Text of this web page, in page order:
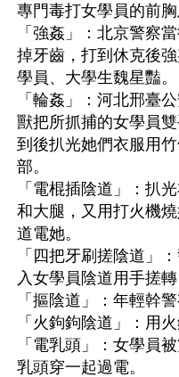
專門毒打女學員的前胸
「強姦」：北京警察
掉牙齒，打到休克後
學員、大學生魏星豔。
「輪姦」：河北邢臺
獸把所抓捕的女學員
到後扒光她們衣服用
部。
「電棍插陰道」：扒
和大腿，又用打火機
道電她。
「四把牙刷搓陰道」
入女學員陰道用手搓
「摳陰道」：年輕幹
「火鉤鉤陰道」：用
「電乳頭」：女學員
乳頭穿一起過電。